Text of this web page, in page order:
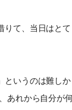
りて、当日はと
というのは難し
あれから自分が